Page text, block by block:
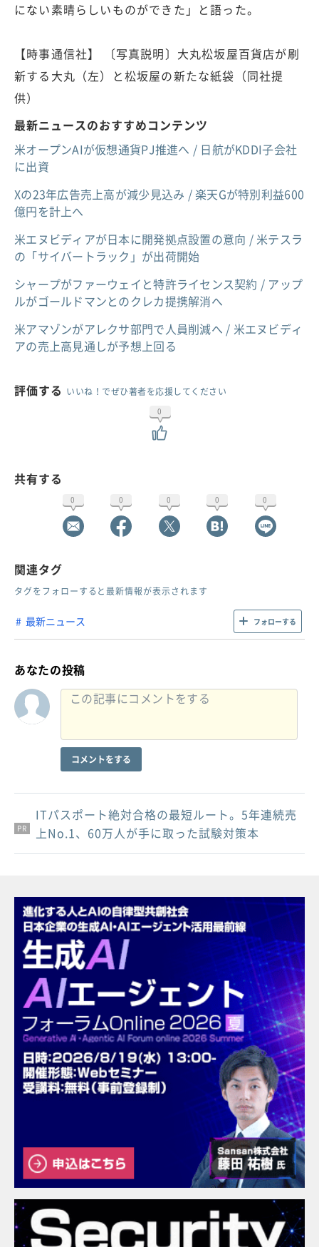
にない素晴らしいものができた」と語った。
【時事通信社】 〔写真説明〕大丸松坂屋百貨店が刷
新する大丸（左）と松坂屋の新たな紙袋（同社提
供）
最新ニュースのおすすめコンテンツ
米オープンAIが仮想通貨PJ推進へ / 日航がKDDI子会社
に出資
Xの23年広告売上高が減少見込み / 楽天Gが特別利益600
億円を計上へ
米エヌビディアが日本に開発拠点設置の意向 / 米テスラ
の「サイバートラック」が出荷開始
シャープがファーウェイと特許ライセンス契約 / アップ
ルがゴールドマンとのクレカ提携解消へ
米アマゾンがアレクサ部門で人員削減へ / 米エヌビディ
アの売上高見通しが予想上回る
評価する いいね！でぜひ著者を応援してください
0
共有する
0 0 0 0 0
関連タグ
タグをフォローすると最新情報が表示されます
最新ニュース フォローする
あなたの投稿
コメントをする
PR
PR
PR
ITパスポート絶対合格の最短ルート。5年連続売
上No.1、60万人が手に取った試験対策本